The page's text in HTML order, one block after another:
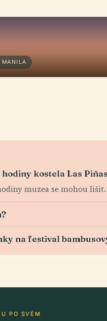
MANILA
kostela Las
muzea se mohou lišit.
na festival
PO SVÉM